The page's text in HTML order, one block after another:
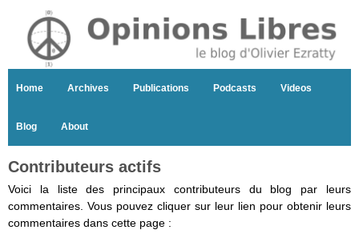
Home Archives Publications Podcasts Videos
Blog About
Contributeurs actifs
Voici la liste des principaux contributeurs du blog par leurs
commentaires. Vous pouvez cliquer sur leur lien pour obtenir leurs
commentaires dans cette page :